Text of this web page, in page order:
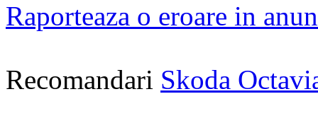
Raporteaza o eroare in
Recomandari Skoda